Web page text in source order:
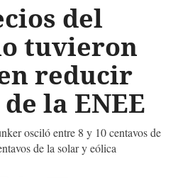
del
tuvieron
reducir
la ENEE
osciló entre 8 y 10 centavos de
de la solar y eólica